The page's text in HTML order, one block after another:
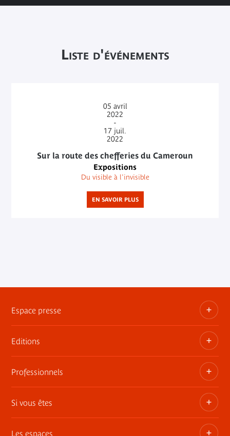
Liste d'événements
05 avril
2022
-
17 juil.
2022
Sur la route des chefferies du Cameroun
Expositions
Du visible à l'invisible
EN SAVOIR PLUS
Espace presse
Dossiers, communiqués, bandes annonces
Contact presse
Editions
Les publications du musée
Professionnels
Privatisez les espaces
Si vous êtes
Les espaces